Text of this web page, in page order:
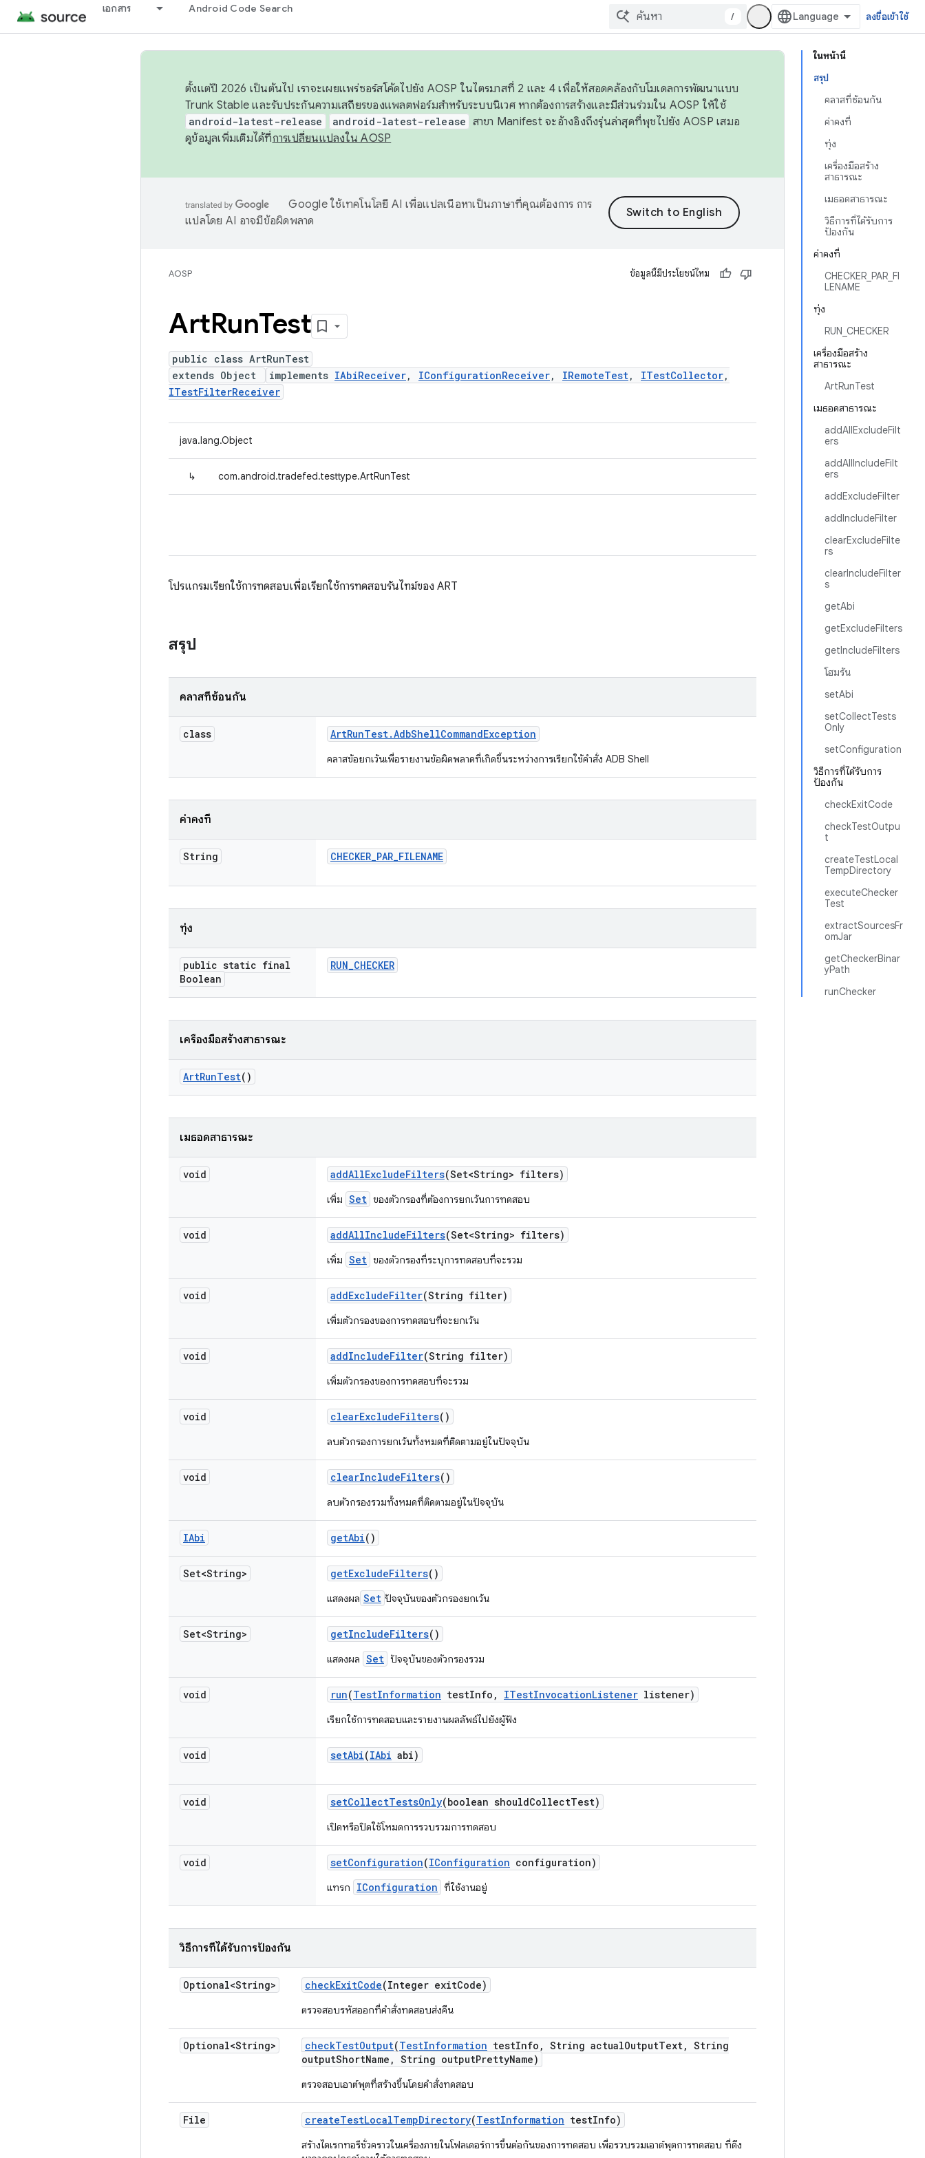
เอกสาร Android Code Search
/ ลงชื่อเข้าใช้
ในหน้านี้
สรุป
คลาสที่ซ้อนกัน
ค่าคงที่
ทุ่ง
เครื่องมือสร้าง
สาธารณะ
เมธอดสาธารณะ
วิธีการที่ได้รับการ
ป้องกัน
ค่าคงที่
CHECKER_PAR_FI
LENAME
ทุ่ง
RUN_CHECKER
เครื่องมือสร้าง
สาธารณะ
ArtRunTest
เมธอดสาธารณะ
addAllExcludeFilt
ers
addAllIncludeFilt
ers
addExcludeFilter
addIncludeFilter
clearExcludeFilte
rs
clearIncludeFilter
s
getAbi
getExcludeFilters
getIncludeFilters
โฮมรัน
setAbi
setCollectTests
Only
setConfiguration
วิธีการที่ได้รับการ
ป้องกัน
checkExitCode
checkTestOutpu
t
createTestLocal
TempDirectory
executeChecker
Test
extractSourcesFr
omJar
getCheckerBinar
yPath
runChecker
ตั้งแต่ปี 2026 เป็นต้นไป เราจะเผยแพร่ซอร์สโค้ดไปยัง AOSP ในไตรมาสที่ 2 และ 4 เพื่อให้สอดคล้องกับโมเดลการพัฒนาแบบ
Trunk Stable และรับประกันความเสถียรของแพลตฟอร์มสำหรับระบบนิเวศ หากต้องการสร้างและมีส่วนร่วมใน AOSP ให้ใช้
android-latest-release android-latest-release สาขา Manifest จะอ้างอิงถึงรุ่นล่าสุดที่พุชไปยัง AOSP เสมอ
ดูข้อมูลเพิ่มเติมได้ที่การเปลี่ยนแปลงใน AOSP
Google ใช้เทคโนโลยี AI เพื่อแปลเนื้อหาเป็นภาษาที่คุณต้องการ การ
แปลโดย AI อาจมีข้อผิดพลาด
AOSP ข้อมูลนี้มีประโยชน์ไหม
ArtRunTest
public class ArtRunTest
extends Object
implements IAbiReceiver, IConfigurationReceiver, IRemoteTest, ITestCollector,
ITestFilterReceiver
java.lang.Object
↳ com.android.tradefed.testtype.ArtRunTest
โปรแกรมเรียกใช้การทดสอบเพื่อเรียกใช้การทดสอบรันไทม์ของ ART
สรุป
คลาสที่ซ้อนกัน
class ArtRunTest.AdbShellCommandException
คลาสข้อยกเว้นเพื่อรายงานข้อผิดพลาดที่เกิดขึ้นระหว่างการเรียกใช้คำสั่ง ADB Shell
ค่าคงที่
String CHECKER_PAR_FILENAME
ทุ่ง
public static final
Boolean
RUN_CHECKER
เครื่องมือสร้างสาธารณะ
ArtRunTest()
เมธอดสาธารณะ
void addAllExcludeFilters(Set<String> filters)
เพิ่ม Set ของตัวกรองที่ต้องการยกเว้นการทดสอบ
void addAllIncludeFilters(Set<String> filters)
เพิ่ม Set ของตัวกรองที่ระบุการทดสอบที่จะรวม
void addExcludeFilter(String filter)
เพิ่มตัวกรองของการทดสอบที่จะยกเว้น
void addIncludeFilter(String filter)
เพิ่มตัวกรองของการทดสอบที่จะรวม
void clearExcludeFilters()
ลบตัวกรองการยกเว้นทั้งหมดที่ติดตามอยู่ในปัจจุบัน
void clearIncludeFilters()
ลบตัวกรองรวมทั้งหมดที่ติดตามอยู่ในปัจจุบัน
IAbi getAbi()
Set<String> getExcludeFilters()
แสดงผล Set ปัจจุบันของตัวกรองยกเว้น
Set<String> getIncludeFilters()
แสดงผล Set ปัจจุบันของตัวกรองรวม
void run(TestInformation testInfo , ITestInvocationListener listener)
เรียกใช้การทดสอบและรายงานผลลัพธ์ไปยังผู้ฟัง
void setAbi(IAbi abi)
void setCollectTestsOnly(boolean shouldCollectTest)
เปิดหรือปิดใช้โหมดการรวบรวมการทดสอบ
void setConfiguration(IConfiguration configuration)
แทรก IConfiguration ที่ใช้งานอยู่
วิธีการที่ได้รับการป้องกัน
Optional<String> checkExitCode(Integer exitCode)
ตรวจสอบรหัสออกที่คำสั่งทดสอบส่งคืน
Optional<String> checkTestOutput(TestInformation testInfo , String actualOutputText, String
outputShortName , String outputPrettyName)
ตรวจสอบเอาต์พุตที่สร้างขึ้นโดยคำสั่งทดสอบ
File createTestLocalTempDirectory(TestInformation testInfo)
สร้างไดเรกทอรีชั่วคราวในเครื่องภายในโฟลเดอร์การขึ้นต่อกันของการทดสอบ เพื่อรวบรวมเอาต์พุตการทดสอบ ที่ดึง